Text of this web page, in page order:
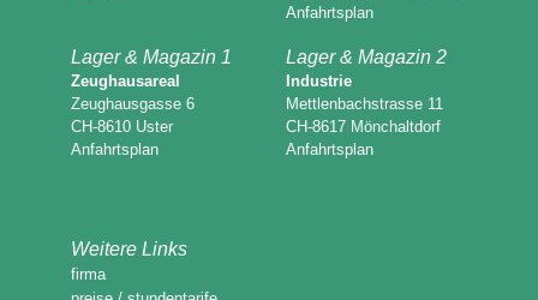
Anfahrtsplan
Lager & Magazin 1
Zeughausareal
Zeughausgasse 6
CH-8610 Uster
Anfahrtsplan
Lager & Magazin 2
Industrie
Mettlenbachstrasse 11
CH-8617 Mönchaltdorf
Anfahrtsplan
Weitere Links
firma